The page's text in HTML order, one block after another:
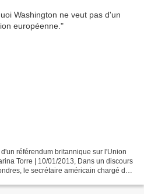
référendum britannique sur l'Union
Torre | 10/01/2013, Dans un discours
le secrétaire américain chargé des